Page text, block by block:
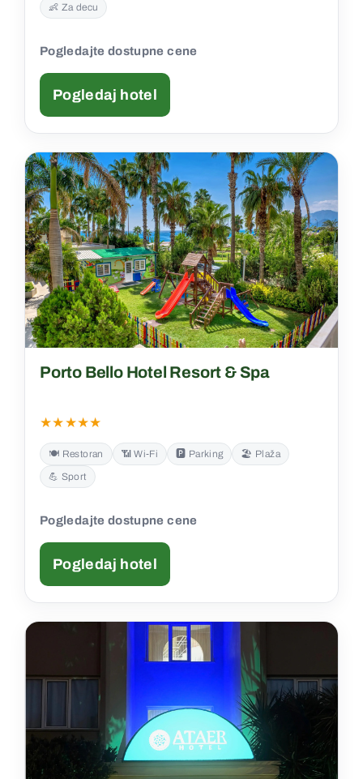
👶 Za decu
Pogledajte dostupne cene
Pogledaj hotel
Porto Bello Hotel Resort & Spa
★★★★★
🍽️ Restoran 📶 Wi‑Fi 🅿️ Parking
🏖️ Plaža
💪 Sport
Pogledajte dostupne cene
Pogledaj hotel